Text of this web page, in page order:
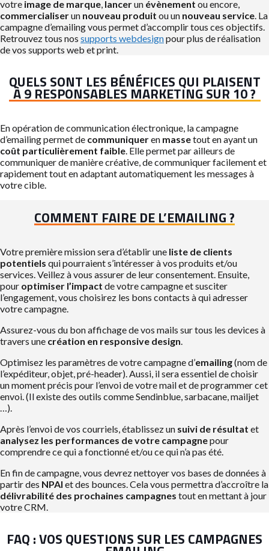
votre image de marque lancerun évènement ou encore,
commercialiserun nouveau produit ou un nouveau service . La
campagne d’emailing vous permet d’accomplir tous ces objectifs.
Retrouvez tous nos supports webdesignpour plus de réalisation
de vos supports web et print.
QUELS SONT LES BÉNÉFICES QUI PLAISENT
À 9 RESPONSABLES MARKETING SUR 10 ?
En opération de communication électronique, la campagne
d’emailing permet de communiqueren massetout en ayant un
coût particulièrement faible. Elle permet par ailleurs de
communiquer de manière créative, de communiquer facilement et
rapidement tout en adaptant automatiquement les messages à
votre cible.
COMMENT FAIRE DE L’EMAILING ?
Votre première mission sera d’établir une liste de clients
potentiels qui pourraient s’intéresser à vos produits et/ou
services. Veillez à vous assurer de leur consentement. Ensuite,
pour optimiser l’impact de votre campagne et susciter
l’engagement, vous choisirez les bons contacts à qui adresser
votre campagne.
Assurez-vous du bon affichage de vos mails sur tous les devices à
travers une création en responsive design
Optimisez les paramètres de votre campagne d’emailing(nom de
l’expéditeur, objet, pré-header). Aussi, il sera essentiel de choisir
un moment précis pour l’envoi de votre mail et de programmer cet
envoi. (Il existe des outils comme Sendinblue, sarbacane, mailjet
…).
Après l’envoi de vos courriels, établissez un suivi de résultat et
analysez les performances de votre campagnepour
comprendre ce qui a fonctionné et/ou ce qui n’a pas été.
En fin de campagne, vous devrez nettoyer vos bases de données à
partir des NPAI et des bounces. Cela vous permettra d’accroître la
délivrabilité des prochaines campagnes tout en mettant à jour
votre CRM.
FAQ : VOS QUESTIONS SUR LES CAMPAGNES